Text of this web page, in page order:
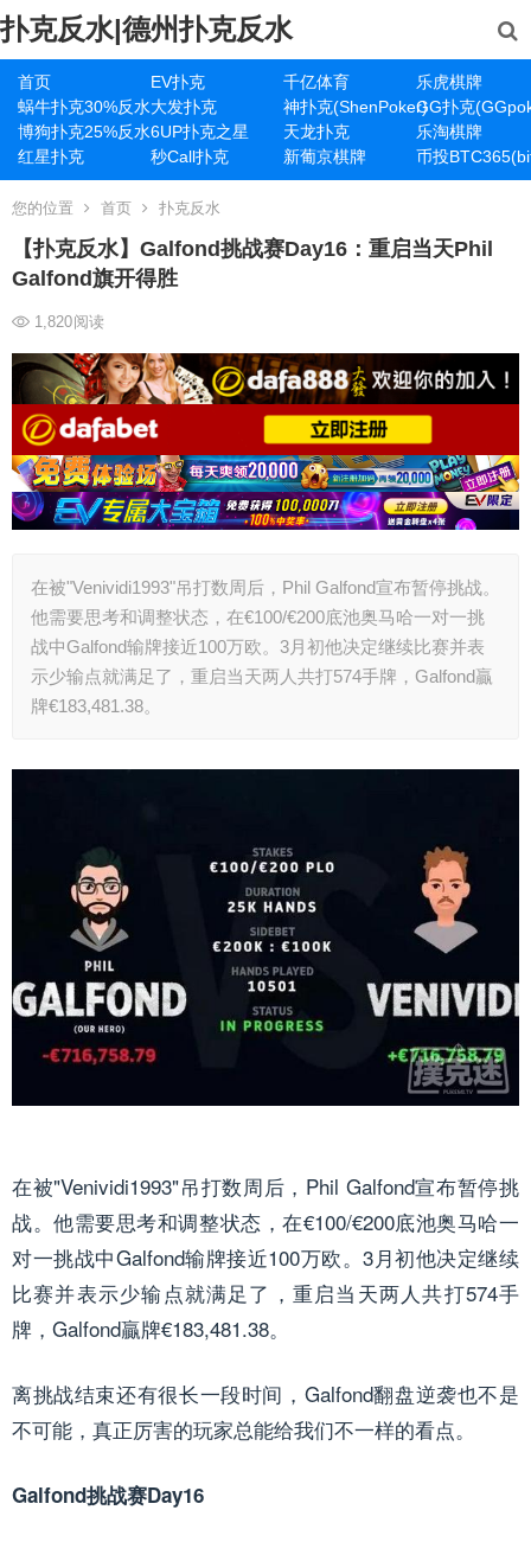
扑克反水|德州扑克反水
首页 EV扑克 千亿体育
乐虎棋牌
蜗牛扑克30%反水大发扑克 神扑克(ShenPoker)GG扑克
博狗扑克25%反水6UP扑克之星 天龙扑克
乐淘棋牌
红星扑克
秒Call扑克 新葡京棋牌 币投
您的位置 首页 扑克反水
【扑克反水】Galfond挑战赛Day16：重启当天Phil
Galfond旗开得胜
1,820阅读
在被"Venividi1993"吊打数周后，Phil Galfond宣布暂停挑战。
他需要思考和调整状态，在€100/€200底池奥马哈一对一挑
战中Galfond输牌接近100万欧。3月初他决定继续比赛并表
示少输点就满足了，重启当天两人共打574手牌，Galfond贏
牌€183,481.38。
在被"Venividi1993"吊打数周后，Phil Galfond宣布暂停挑
战。他需要思考和调整状态，在€100/€200底池奥马哈一
对一挑战中Galfond输牌接近100万欧。3月初他决定继续
比赛并表示少输点就满足了，重启当天两人共打574手
牌，Galfond贏牌€183,481.38。
离挑战结束还有很长一段时间，Galfond翻盘逆袭也不是
不可能，真正厉害的玩家总能给我们不一样的看点。
Galfond挑战赛Day16